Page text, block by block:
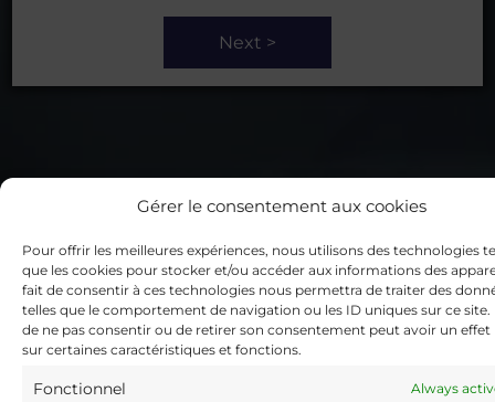
Gérer le consentement aux cookies
Pour offrir les meilleures expériences, nous utilisons des technologies
que les cookies pour stocker et/ou accéder aux informations des
fait de consentir à ces technologies nous permettra de traiter des
telles que le comportement de navigation ou les ID uniques sur ce site.
de ne pas consentir ou de retirer son consentement peut avoir un effet
sur certaines caractéristiques et fonctions.
Fonctionnel Always
Next >